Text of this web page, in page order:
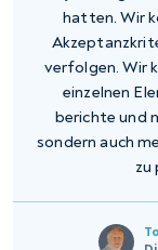
hatten. Wir
verfolgen. Wir
einzelnen
berichte und
sondern auch
zu